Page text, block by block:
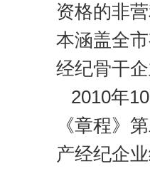
资格的非
本涵盖全
经纪骨干
2010年
《章程》
产经纪企